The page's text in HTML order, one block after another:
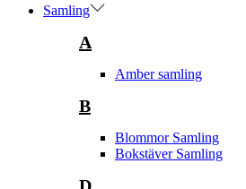
Samling
A
Amber samling
B
Blommor Samling
Bokstäver Samling
D